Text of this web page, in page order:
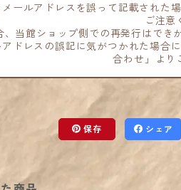
ールアドレスを誤って記載された
ご注意
、当館ショップ側での再発行はでき
ドレスの誤記に気がつかれた場合
合わせ」より
保存 シェア